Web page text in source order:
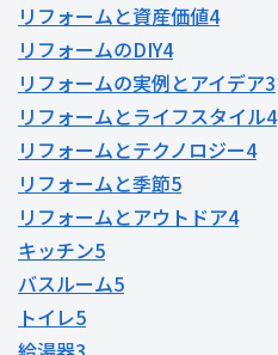
リフォームと資産価値4
リフォームのDIY4
リフォームの実例とアイデア3
リフォームとライフスタイル4
リフォームとテクノロジー4
リフォームと季節5
リフォームとアウトドア4
キッチン5
バスルーム5
トイレ5